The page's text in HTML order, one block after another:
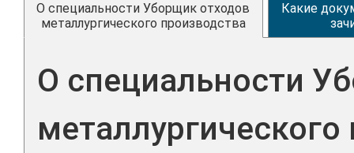
О специальности Уборщик отходов
металлургического производства
Какие
О специальности